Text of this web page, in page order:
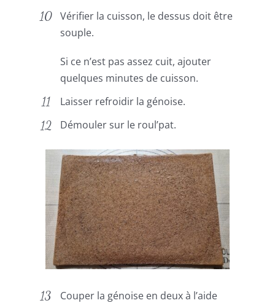
Vérifier la cuisson, le dessus doit être
souple.
Si ce n’est pas assez cuit, ajouter
quelques minutes de cuisson.
Laisser refroidir la génoise.
Démouler sur le roul’pat.
Couper la génoise en deux à l’aide